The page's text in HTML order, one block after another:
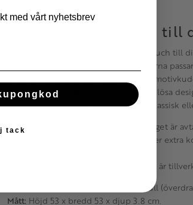
En individuell touch till
-kudde ger en individuell touch till
atmosfär. De dämpade, naturliga färgerna
kombinera dekorkudden med andra
känsla. Detta fungerar bäst när den tidlösa
minimalistiska möbler i en modern, klassisk
Praktiskt: det fyrkantiga överdraget är
Storleken på cirka 50 x 50 cm ger
Naturligt material: kuddfodralet är
Polyester (stoppning), bomull
Mått: Höjd 53 x bredd 53 x djup 3.8 cm.
med vårt nyhetsbrev
tack